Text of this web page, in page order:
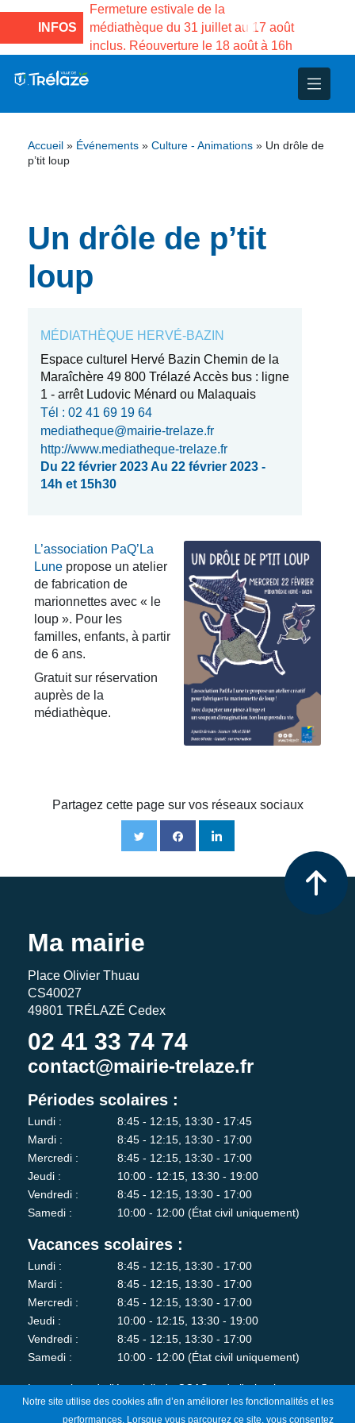
INFOS
la Maison des
de Gama du
Fermeture estivale de la
médiathèque du 31 juillet au 17 août
inclus. Réouverture le 18 août à 16h
et d’animations
Projets
– Jumelage
Accueil » Événements » Culture - Animations » Un drôle de
p’tit loup
Un drôle de p’tit
loup
MÉDIATHÈQUE HERVÉ-BAZIN
Espace culturel Hervé Bazin Chemin de la
Maraîchère 49 800 Trélazé Accès bus : ligne
1 - arrêt Ludovic Ménard ou Malaquais
Tél : 02 41 69 19 64
mediatheque@mairie-trelaze.fr
http://www.mediatheque-trelaze.fr
Du 22 février 2023 Au 22 février 2023 -
14h et 15h30
L’association PaQ’La
Lune propose un atelier
de fabrication de
marionnettes avec « le
loup ». Pour les
familles, enfants, à partir
de 6 ans.
Gratuit sur réservation
auprès de la
médiathèque.
Partagez cette page sur vos réseaux sociaux
Ma mairie
Place Olivier Thuau
CS40027
49801 TRÉLAZÉ Cedex
02 41 33 74 74
contact@mairie-trelaze.fr
Périodes scolaires :
Lundi :
8:45 - 12:15, 13:30 - 17:45
Mardi :
8:45 - 12:15, 13:30 - 17:00
Mercredi :
8:45 - 12:15, 13:30 - 17:00
Jeudi :
10:00 - 12:15, 13:30 - 19:00
Vendredi :
8:45 - 12:15, 13:30 - 17:00
Samedi :
10:00 - 12:00 (État civil uniquement)
Vacances scolaires :
Lundi :
8:45 - 12:15, 13:30 - 17:00
Mardi :
8:45 - 12:15, 13:30 - 17:00
Mercredi :
8:45 - 12:15, 13:30 - 17:00
Jeudi :
10:00 - 12:15, 13:30 - 19:00
Vendredi :
8:45 - 12:15, 13:30 - 17:00
Samedi :
10:00 - 12:00 (État civil uniquement)
Les services de l'état-civil, du CCAS et de l'urbanisme sont
fermés au public le lundi matin.
Notre site utilise des cookies afin d’en améliorer les fonctionnalités et les
performances. Lorsque vous parcourez ce site, vous consentez